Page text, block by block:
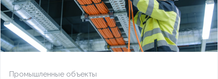
Промышленные объекты